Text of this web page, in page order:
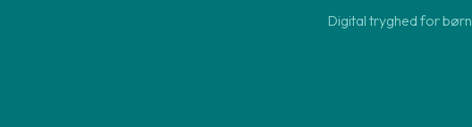
Digital tryghed for børn